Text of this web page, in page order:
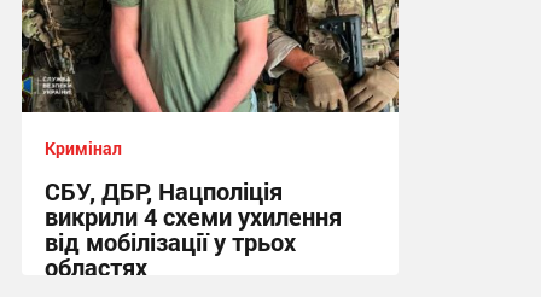
Кримінал
СБУ, ДБР, Нацполіція
викрили 4 схеми ухилення
від мобілізації у трьох
областях